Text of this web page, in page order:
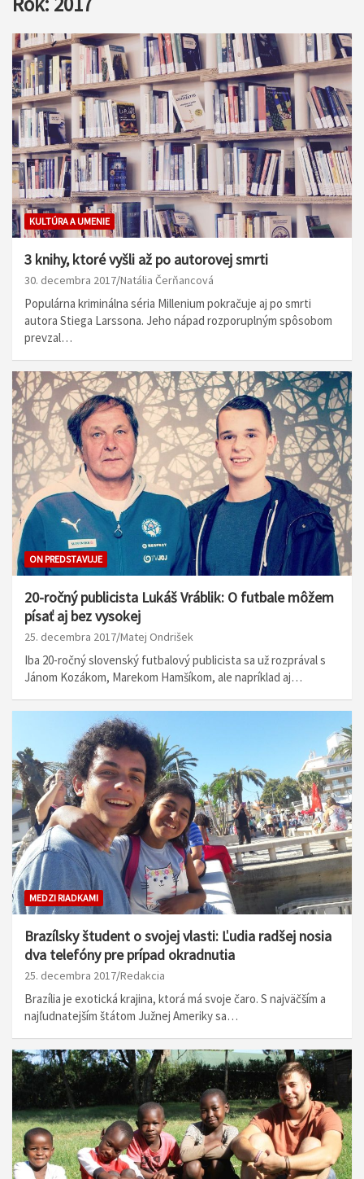
KULTÚRA A UMENIE
3 knihy, ktoré vyšli až po autorovej smrti
30. decembra 2017 Natália Čerňancová
Populárna kriminálna séria Millenium pokračuje aj po smrti
autora Stiega Larssona. Jeho nápad rozporuplným spôsobom
prevzal…
ON PREDSTAVUJE
20-ročný publicista Lukáš Vráblik: O futbale môžem
písať aj bez vysokej
25. decembra 2017 Matej Ondrišek
Iba 20-ročný slovenský futbalový publicista sa už rozprával s
Jánom Kozákom, Marekom Hamšíkom, ale napríklad aj…
MEDZI RIADKAMI
Brazílsky študent o svojej vlasti: Ľudia radšej nosia
dva telefóny pre prípad okradnutia
25. decembra 2017 Redakcia
Brazília je exotická krajina, ktorá má svoje čaro. S najväčším a
najľudnatejším štátom Južnej Ameriky sa…